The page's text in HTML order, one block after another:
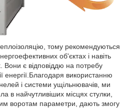
тому рекомендуються
об'єктах і навіть
Вони є відповіддю на потребу
енергії.Благодаря використанню
і системи ущільнювачів, ми
в найчутливіших місцях стулки,
воротам параметри, дають змогу